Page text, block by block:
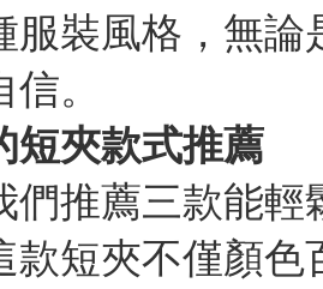
服裝風格，無
。
短夾款式推薦
們推薦三款能
款短夾不僅顏